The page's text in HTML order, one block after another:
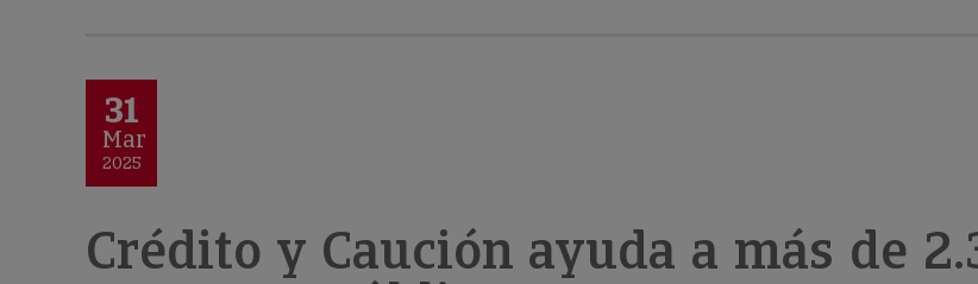
31
Mar
2025
Crédito y Caución ayuda a más de